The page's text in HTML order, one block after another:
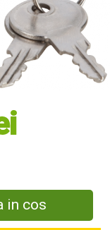
in cos